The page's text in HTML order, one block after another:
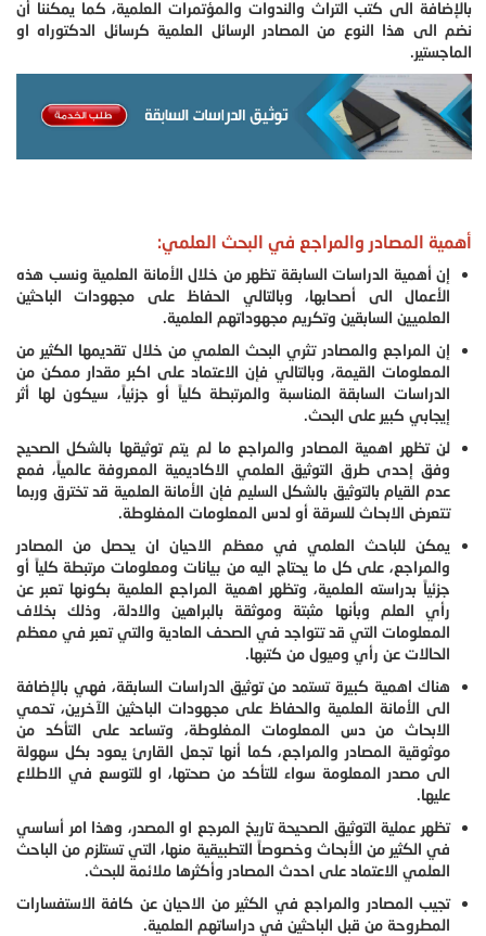
بالإضافة الى كتب التراث والندوات والمؤتمرات العلمية، كما يمكننا أن
نضم الى هذا النوع من المصادر الرسائل العلمية كرسائل الدكتوراه او
الماجستير.
أهمية المصادر والمراجع في البحث العلمي:
إن أهمية الدراسات السابقة تظهر من خلال الأمانة العلمية ونسب هذه
الأعمال الى أصحابها، وبالتالي الحفاظ على مجهودات الباحثين
العلميين السابقين وتكريم مجهوداتهم العلمية.
إن المراجع والمصادر تثري البحث العلمي من خلال تقديمها الكثير من
المعلومات القيمة، وبالتالي فإن الاعتماد على اكبر مقدار ممكن من
الدراسات السابقة المناسبة والمرتبطة كلياً أو جزئياً، سيكون لها أثر
إيجابي كبير على البحث.
لن تظهر اهمية المصادر والمراجع ما لم يتم توثيقها بالشكل الصحيح
وفق إحدى طرق التوثيق العلمي الاكاديمية المعروفة عالمياً، فمع
عدم القيام بالتوثيق بالشكل السليم فإن الأمانة العلمية قد تخترق وربما
تتعرض الابحاث للسرقة أو لدس المعلومات المغلوطة.
يمكن للباحث العلمي في معظم الاحيان ان يحصل من المصادر
والمراجع، على كل ما يحتاج اليه من بيانات ومعلومات مرتبطة كلياً أو
جزئياً بدراسته العلمية، وتظهر اهمية المراجع العلمية بكونها تعبر عن
رأي العلم وبأنها مثبتة وموثقة بالبراهين والادلة، وذلك بخلاف
المعلومات التي قد تتواجد في الصحف العادية والتي تعبر في معظم
الحالات عن رأي وميول من كتبها.
هناك اهمية كبيرة تستمد من توثيق الدراسات السابقة، فهي بالإضافة
الى الأمانة العلمية والحفاظ على مجهودات الباحثين الآخرين، تحمي
الابحاث من دس المعلومات المغلوطة، وتساعد على التأكد من
موثوقية المصادر والمراجع، كما أنها تجعل القارئ يعود بكل سهولة
الى مصدر المعلومة سواء للتأكد من صحتها، او للتوسع في الاطلاع
عليها.
تظهر عملية التوثيق الصحيحة تاريخ المرجع او المصدر، وهذا امر أساسي
في الكثير من الأبحاث وخصوصاً التطبيقية منها، التي تستلزم من الباحث
العلمي الاعتماد على احدث المصادر وأكثرها ملائمة للبحث.
تجيب المصادر والمراجع في الكثير من الاحيان عن كافة الاستفسارات
المطروحة من قبل الباحثين في دراساتهم العلمية.